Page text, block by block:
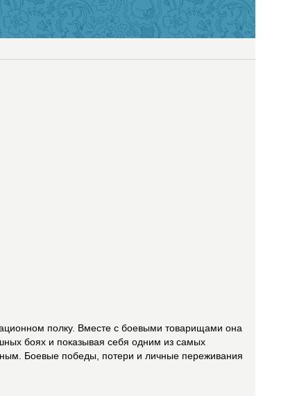
полку. Вместе с боевыми товарищами она
боях и показывая себя одним из самых
Боевые победы, потери и личные переживания